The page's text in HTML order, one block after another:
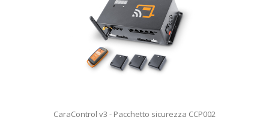
CaraControl v3 - Pacchetto sicurezza CCP002